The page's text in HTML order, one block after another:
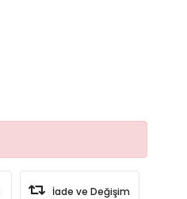
İade ve Değişim